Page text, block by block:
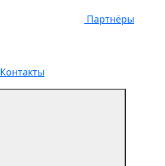
Партнёры
Контакты